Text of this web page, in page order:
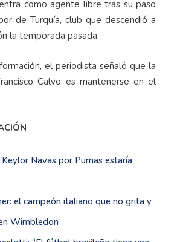
como agente libre tras su paso
de Turquía, club que descendió a
la temporada pasada.
el periodista señaló que la
Calvo es mantenerse en el
Keylor Navas por Pumas estaría
el campeón italiano que no grita y
Wimbledon